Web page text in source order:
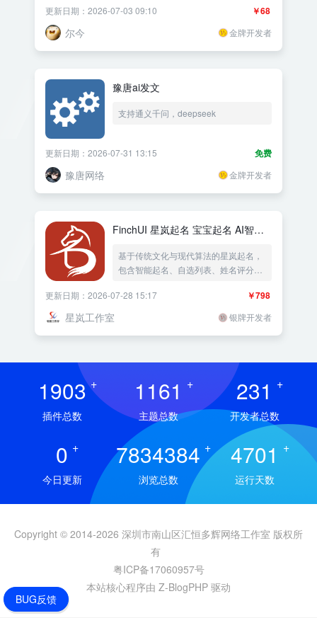
期网站VIP续费续期黄金会员制——
￥68
更新日期：2026-07-03 09:10
尔今 金牌开发者
豫唐ai发文
支持通义千问，deepseek
免费
更新日期：2026-07-31 13:15
豫唐网络 金牌开发者
FinchUI 星岚起名 宝宝起名 AI智能
基于传统文化与现代算法的星岚起名，
包含智能起名、自选列表、姓名评分、
模块。支持五格数理、三才配置、八字
五行等多维度分析，并可接入
DeepSeek、火山方舟、阿里云百炼进
￥798
更新日期：2026-07-28 15:17
星岚工作室 银牌开发者
1903 +
插件总数
1161 +
主题总数
231 +
开发者总数
0 +
今日更新
7834384 +
浏览总数
4701 +
运行天数
Copyright © 2014-2026 深圳市南山区汇恒多辉网络工作室 版权所
有
粤ICP备17060957号
本站核心程序由 Z-BlogPHP 驱动
BUG反馈